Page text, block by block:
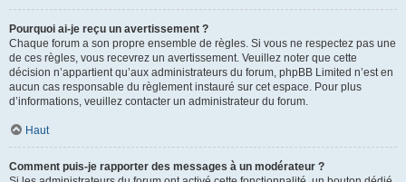
Pourquoi ai-je reçu un avertissement ?
Chaque forum a son propre ensemble de règles. Si vous ne respectez pas une
de ces règles, vous recevrez un avertissement. Veuillez noter que cette
décision n’appartient qu’aux administrateurs du forum, phpBB Limited n’est en
aucun cas responsable du règlement instauré sur cet espace. Pour plus
d’informations, veuillez contacter un administrateur du forum.
Haut
Comment puis-je rapporter des messages à un modérateur ?